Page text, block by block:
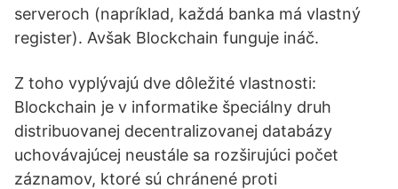
serveroch (napríklad, každá banka má vlastný
register). Avšak Blockchain funguje ináč.
Z toho vyplývajú dve dôležité vlastnosti:
Blockchain je v informatike špeciálny druh
distribuovanej decentralizovanej databázy
uchovávajúcej neustále sa rozširujúci počet
záznamov, ktoré sú chránené proti